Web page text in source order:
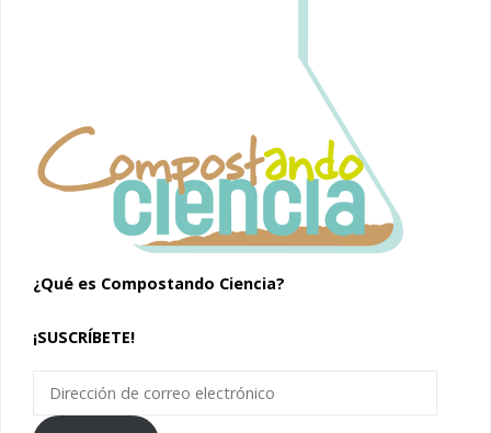
¿Qué es Compostando Ciencia?
¡SUSCRÍBETE!